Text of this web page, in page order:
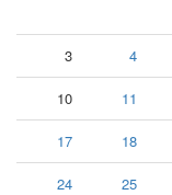
3 4
10 11
17 18
24 25